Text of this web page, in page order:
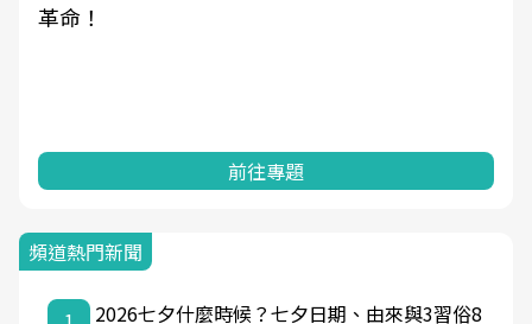
知，進而引導實際的改善行動。
前往專題
頻道熱門新聞
2026七夕什麼時候？七夕日期、由來與3習俗8